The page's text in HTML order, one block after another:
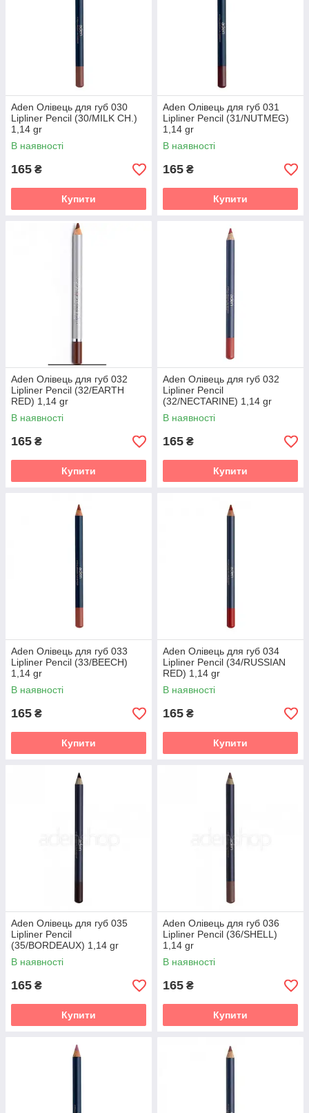
Aden Олівець для губ 030
Lipliner Pencil (30/MILK CH.)
1,14 gr
В наявності
165 ₴
Купити
Aden Олівець для губ 031
Lipliner Pencil (31/NUTMEG)
1,14 gr
В наявності
165 ₴
Купити
Aden Олівець для губ 032
Lipliner Pencil (32/EARTH
RED) 1,14 gr
В наявності
165 ₴
Купити
Aden Олівець для губ 032
Lipliner Pencil
(32/NECTARINE) 1,14 gr
В наявності
165 ₴
Купити
Aden Олівець для губ 033
Lipliner Pencil (33/BEECH)
1,14 gr
В наявності
165 ₴
Купити
Aden Олівець для губ 034
Lipliner Pencil (34/RUSSIAN
RED) 1,14 gr
В наявності
165 ₴
Купити
Aden Олівець для губ 035
Lipliner Pencil
(35/BORDEAUX) 1,14 gr
В наявності
165 ₴
Купити
Aden Олівець для губ 036
Lipliner Pencil (36/SHELL)
1,14 gr
В наявності
165 ₴
Купити